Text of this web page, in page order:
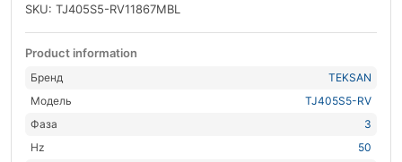
SKU: TJ405S5-RV11867MBL
Product information
Бренд
TEKSAN
Модель
TJ405S5-RV
Фаза
3
Hz
50